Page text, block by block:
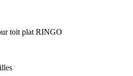
toit plat RINGO